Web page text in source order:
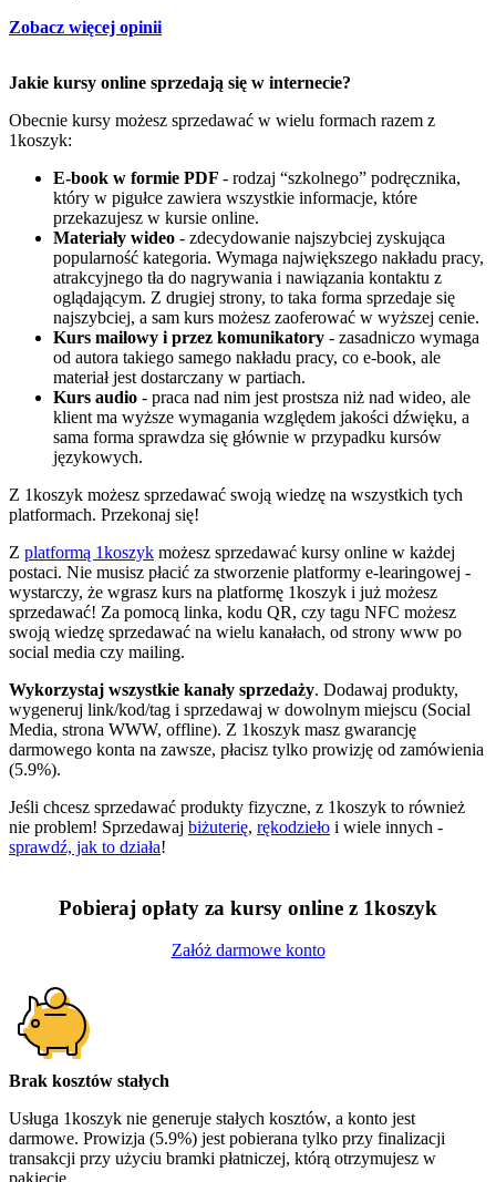
Zobacz więcej opinii
Jakie kursy online sprzedają się w internecie?
Obecnie kursy możesz sprzedawać w wielu formach razem z
1koszyk:
E-book w formie PDF - rodzaj “szkolnego” podręcznika,
który w pigułce zawiera wszystkie informacje, które
przekazujesz w kursie online.
Materiały wideo - zdecydowanie najszybciej zyskująca
popularność kategoria. Wymaga największego nakładu pracy,
atrakcyjnego tła do nagrywania i nawiązania kontaktu z
oglądającym. Z drugiej strony, to taka forma sprzedaje się
najszybciej, a sam kurs możesz zaoferować w wyższej cenie.
Kurs mailowy i przez komunikatory - zasadniczo wymaga
od autora takiego samego nakładu pracy, co e-book, ale
materiał jest dostarczany w partiach.
Kurs audio - praca nad nim jest prostsza niż nad wideo, ale
klient ma wyższe wymagania względem jakości dźwięku, a
sama forma sprawdza się głównie w przypadku kursów
językowych.
Z 1koszyk możesz sprzedawać swoją wiedzę na wszystkich tych
platformach. Przekonaj się!
Z platformą 1koszyk możesz sprzedawać kursy online w każdej
postaci. Nie musisz płacić za stworzenie platformy e-learingowej -
wystarczy, że wgrasz kurs na platformę 1koszyk i już możesz
sprzedawać! Za pomocą linka, kodu QR, czy tagu NFC możesz
swoją wiedzę sprzedawać na wielu kanałach, od strony www po
social media czy mailing.
Wykorzystaj wszystkie kanały sprzedaży. Dodawaj produkty,
wygeneruj link/kod/tag i sprzedawaj w dowolnym miejscu (Social
Media, strona WWW, offline). Z 1koszyk masz gwarancję
darmowego konta na zawsze, płacisz tylko prowizję od zamówienia
(5.9%).
Jeśli chcesz sprzedawać produkty fizyczne, z 1koszyk to również
nie problem! Sprzedawaj biżuterię, rękodzieło i wiele innych -
sprawdź, jak to działa!
Pobieraj opłaty za kursy online z 1koszyk
Załóż darmowe konto
Brak kosztów stałych
Usługa 1koszyk nie generuje stałych kosztów, a konto jest
darmowe. Prowizja (5.9%) jest pobierana tylko przy finalizacji
transakcji przy użyciu bramki płatniczej, którą otrzymujesz w